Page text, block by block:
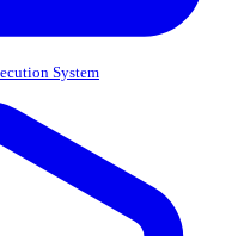
System